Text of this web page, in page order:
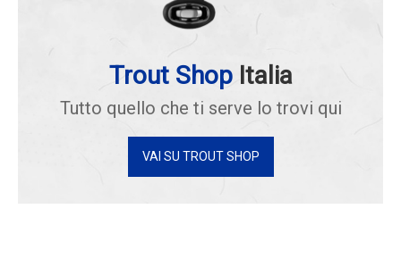
Trout ShopItalia
Tutto quello che ti serve lo trovi qui
VAI SU TROUT SHOP